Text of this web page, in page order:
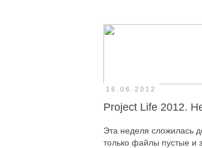
16.06.2012
Project Life 2012.
Эта неделя сложилась
только файлы пустые и